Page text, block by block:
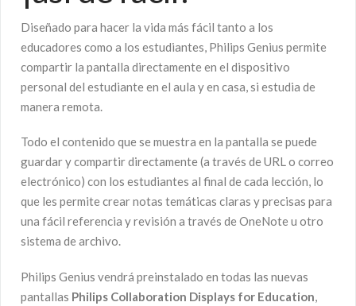
Diseñado para hacer la vida más fácil tanto a los
educadores como a los estudiantes, Philips Genius permite
compartir la pantalla directamente en el dispositivo
personal del estudiante en el aula y en casa, si estudia de
manera remota.
Todo el contenido que se muestra en la pantalla se puede
guardar y compartir directamente (a través de URL o correo
electrónico) con los estudiantes al final de cada lección, lo
que les permite crear notas temáticas claras y precisas para
una fácil referencia y revisión a través de OneNote u otro
sistema de archivo.
Philips Genius vendrá preinstalado en todas las nuevas
pantallas Philips Collaboration Displays for Education,